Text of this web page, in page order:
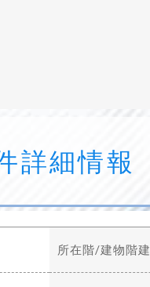
詳細情報
所在階/建物階建